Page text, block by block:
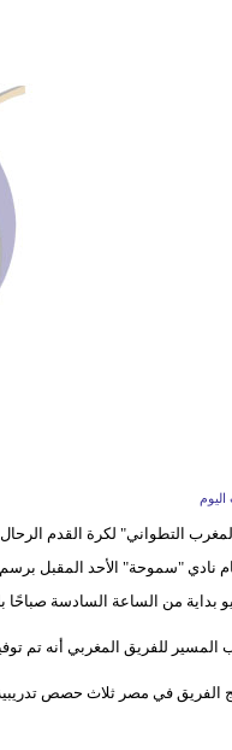
اليوم
التطواني" لكرة القدم الرحال
بداية من الساعة السادسة صباحًا
المسير للفريق المغربي أنه تم
الفريق في مصر ثلاث حصص تدريبية